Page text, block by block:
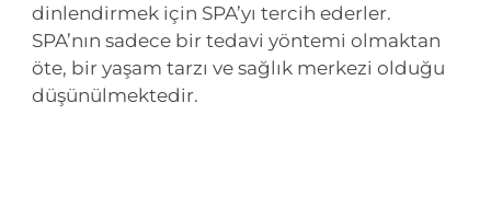
dinlendirmek için SPA’yı tercih ederler.
SPA’nın sadece bir tedavi yöntemi olmaktan
öte, bir yaşam tarzı ve sağlık merkezi olduğu
düşünülmektedir.